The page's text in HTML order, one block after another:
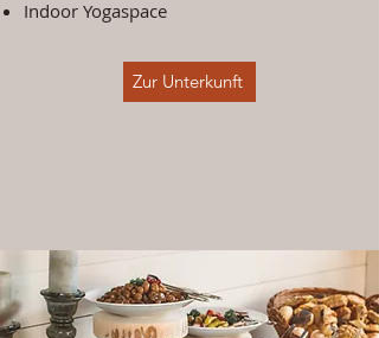
Indoor Yogaspace
Zur Unterkunft